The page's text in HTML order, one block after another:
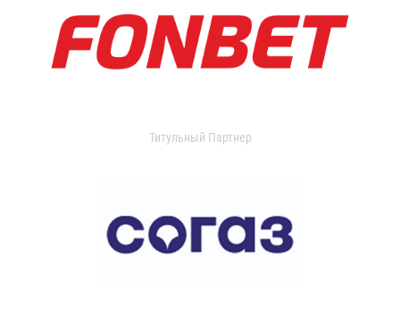
Титульный Партнер